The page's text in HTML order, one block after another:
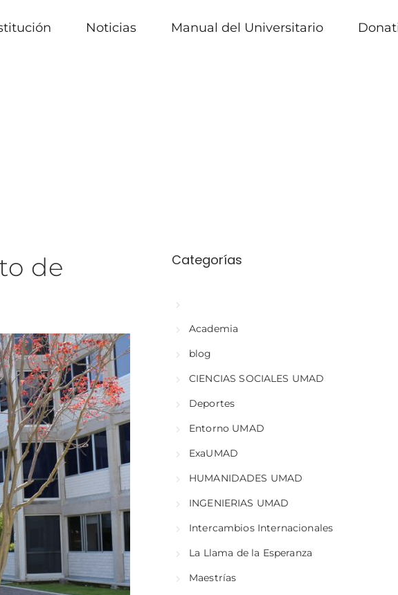
Noticias Manual del Universitario
de
Categorías
Academia
blog
CIENCIAS SOCIALES UMAD
Deportes
Entorno UMAD
ExaUMAD
HUMANIDADES UMAD
INGENIERIAS UMAD
Intercambios Internacionales
La Llama de la Esperanza
Maestrías